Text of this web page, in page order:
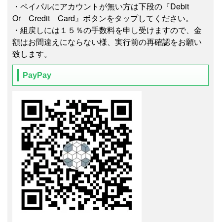
・ペイパルにアカウントが無い方は下段の『Debit
Or Credit Card』ボタンをタップしてください。
・組戻しには１５％の手数料を申し受けますので、金
額はお間違えにならない様、実行前の再確認をお願い
致します。
PayPay